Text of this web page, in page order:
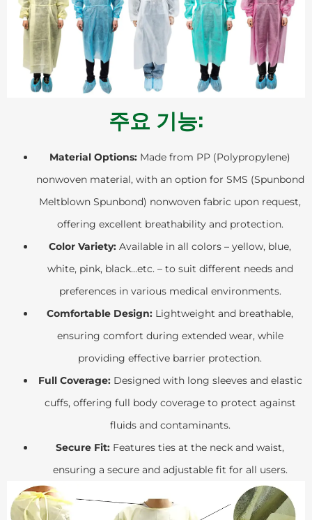
주요 기능:
Material Options: Made from PP (Polypropylene)
nonwoven material, with an option for SMS (Spunbond
Meltblown Spunbond) nonwoven fabric upon request,
offering excellent breathability and protection.
Color Variety: Available in all colors – yellow, blue,
white, pink, black…etc. – to suit different needs and
preferences in various medical environments.
Comfortable Design: Lightweight and breathable,
ensuring comfort during extended wear, while
providing effective barrier protection.
Full Coverage:Designed with long sleeves and elastic
cuffs, offering full body coverage to protect against
fluids and contaminants.
Secure Fit: Features ties at the neck and waist,
ensuring a secure and adjustable fit for all users.